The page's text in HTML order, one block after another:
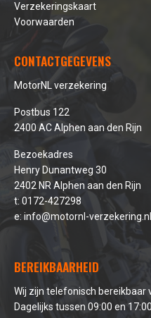
Verzekeringskaart
Voorwaarden
CONTACTGEGEVENS
MotorNL verzekering
Postbus 122
2400 AC Alphen aan den Rijn
Bezoekadres
Henry Dunantweg 30
2402 NR Alphen aan den Rijn
t: 0172-427298
e: info@motornl-verzekering.nl
BEREIKBAARHEID
Wij zijn telefonisch bereikbaar
Dagelijks tussen 09:00 en